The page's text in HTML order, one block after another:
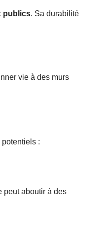
publics. Sa durabilité
vie à des murs
:
peut aboutir à des